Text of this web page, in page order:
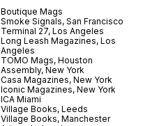
Boutique Mags
Smoke Signals, San Francisco
Terminal 27, Los Angeles
Long Leash Magazines, Los
Angeles
TOMO Mags, Houston
Assembly, New York
Casa Magazines, New York
Iconic Magazines, New York
ICA Miami
Village Books, Leeds
Village Books, Manchester